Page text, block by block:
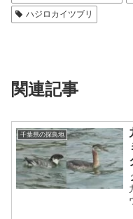
ハジロカイツブリ
関連記事
千葉県の探鳥地